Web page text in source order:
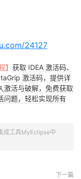
24127
】 获取 IDEA 激活码、
激活码，提供详
激活与破解，免费获取
问题，轻松实现所有
成工具MyEclipse中
下一篇